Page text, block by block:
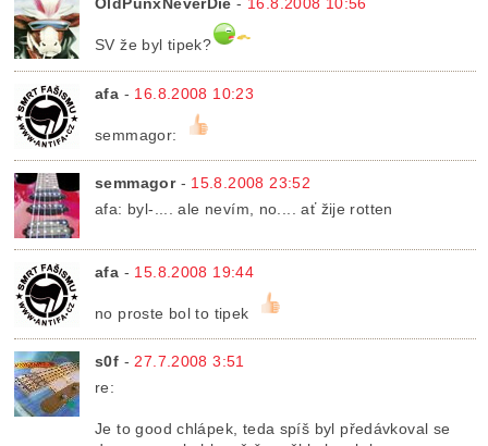
OldPunxNeverDie - 16.8.2008 10:56
SV že byl tipek?
afa - 16.8.2008 10:23
semmagor:
semmagor- 15.8.2008 23:52
afa: byl-.... ale nevím, no.... ať žije rotten
afa - 15.8.2008 19:44
no proste bol to tipek
s0f - 27.7.2008 3:51
re:
Je to good chlápek, teda spíš byl předávkoval se